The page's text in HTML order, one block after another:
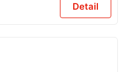
Detail